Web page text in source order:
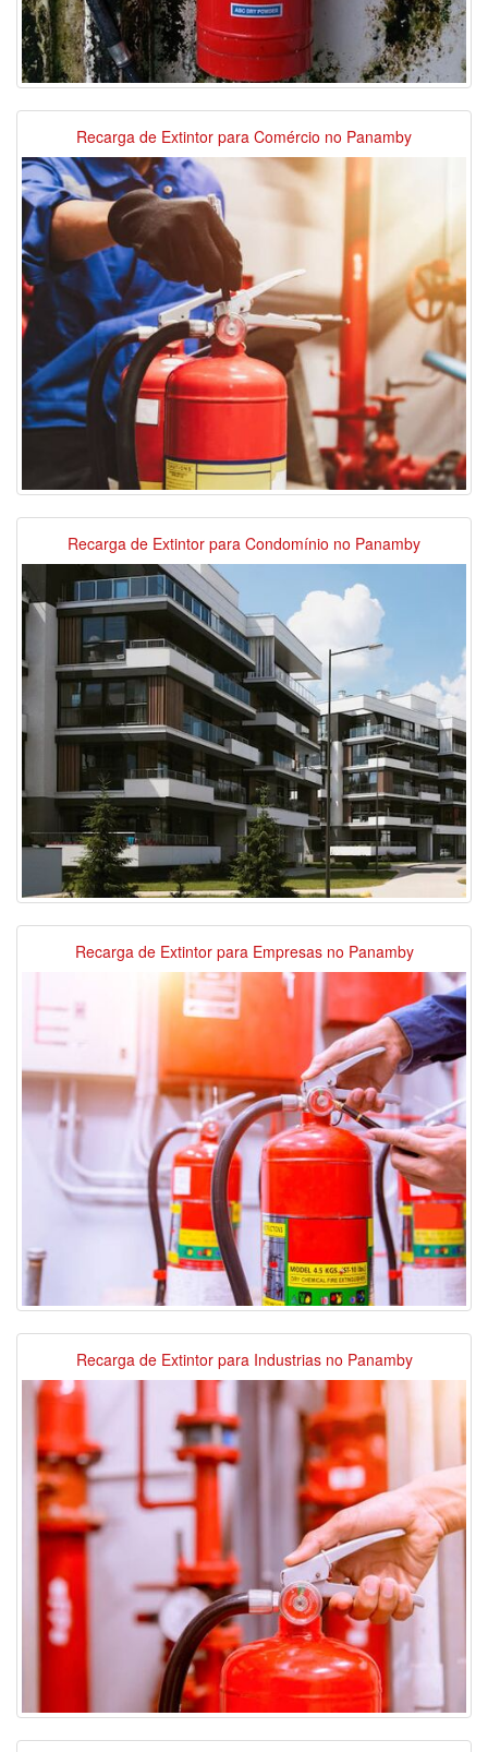
Recarga de Extintor para Comércio no Panamby
Recarga de Extintor para Condomínio no Panamby
Recarga de Extintor para Empresas no Panamby
Recarga de Extintor para Industrias no Panamby